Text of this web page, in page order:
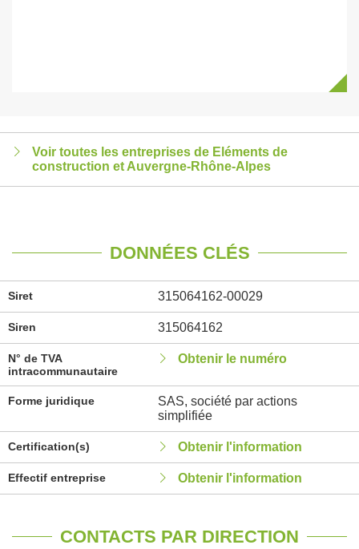
Voir toutes les entreprises de Eléments de
construction et Auvergne-Rhône-Alpes
DONNÉES CLÉS
Siret 315064162-00029
Siren 315064162
N° de TVA
intracommunautaire
Obtenir le numéro
Forme juridique
SAS, société par actions
simplifiée
Certification(s) Obtenir l'information
Effectif entreprise Obtenir l'information
CONTACTS PAR DIRECTION